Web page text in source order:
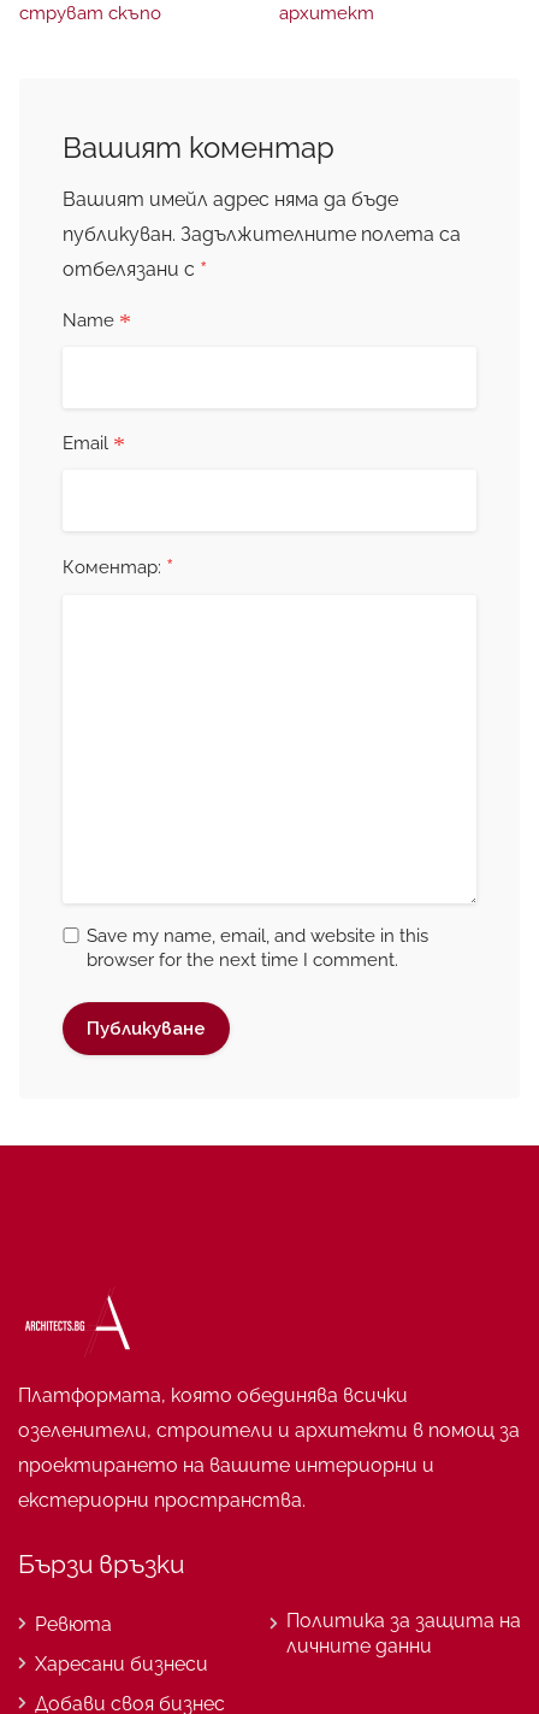
струват скъпо
архитект
Вашият коментар
Вашият имейл адрес няма да бъде
публикуван. Задължителните полета са
отбелязани с *
Name *
Email *
Коментар: *
Save my name, email, and website in this
browser for the next time I comment.
Платформата, която обединява всички
озеленители, строители и архитекти в помощ за
проектирането на вашите интериорни и
екстериорни пространства.
Бързи връзки
Ревюта
Харесани бизнеси
Добави своя бизнес
Политика за защита на
личните данни